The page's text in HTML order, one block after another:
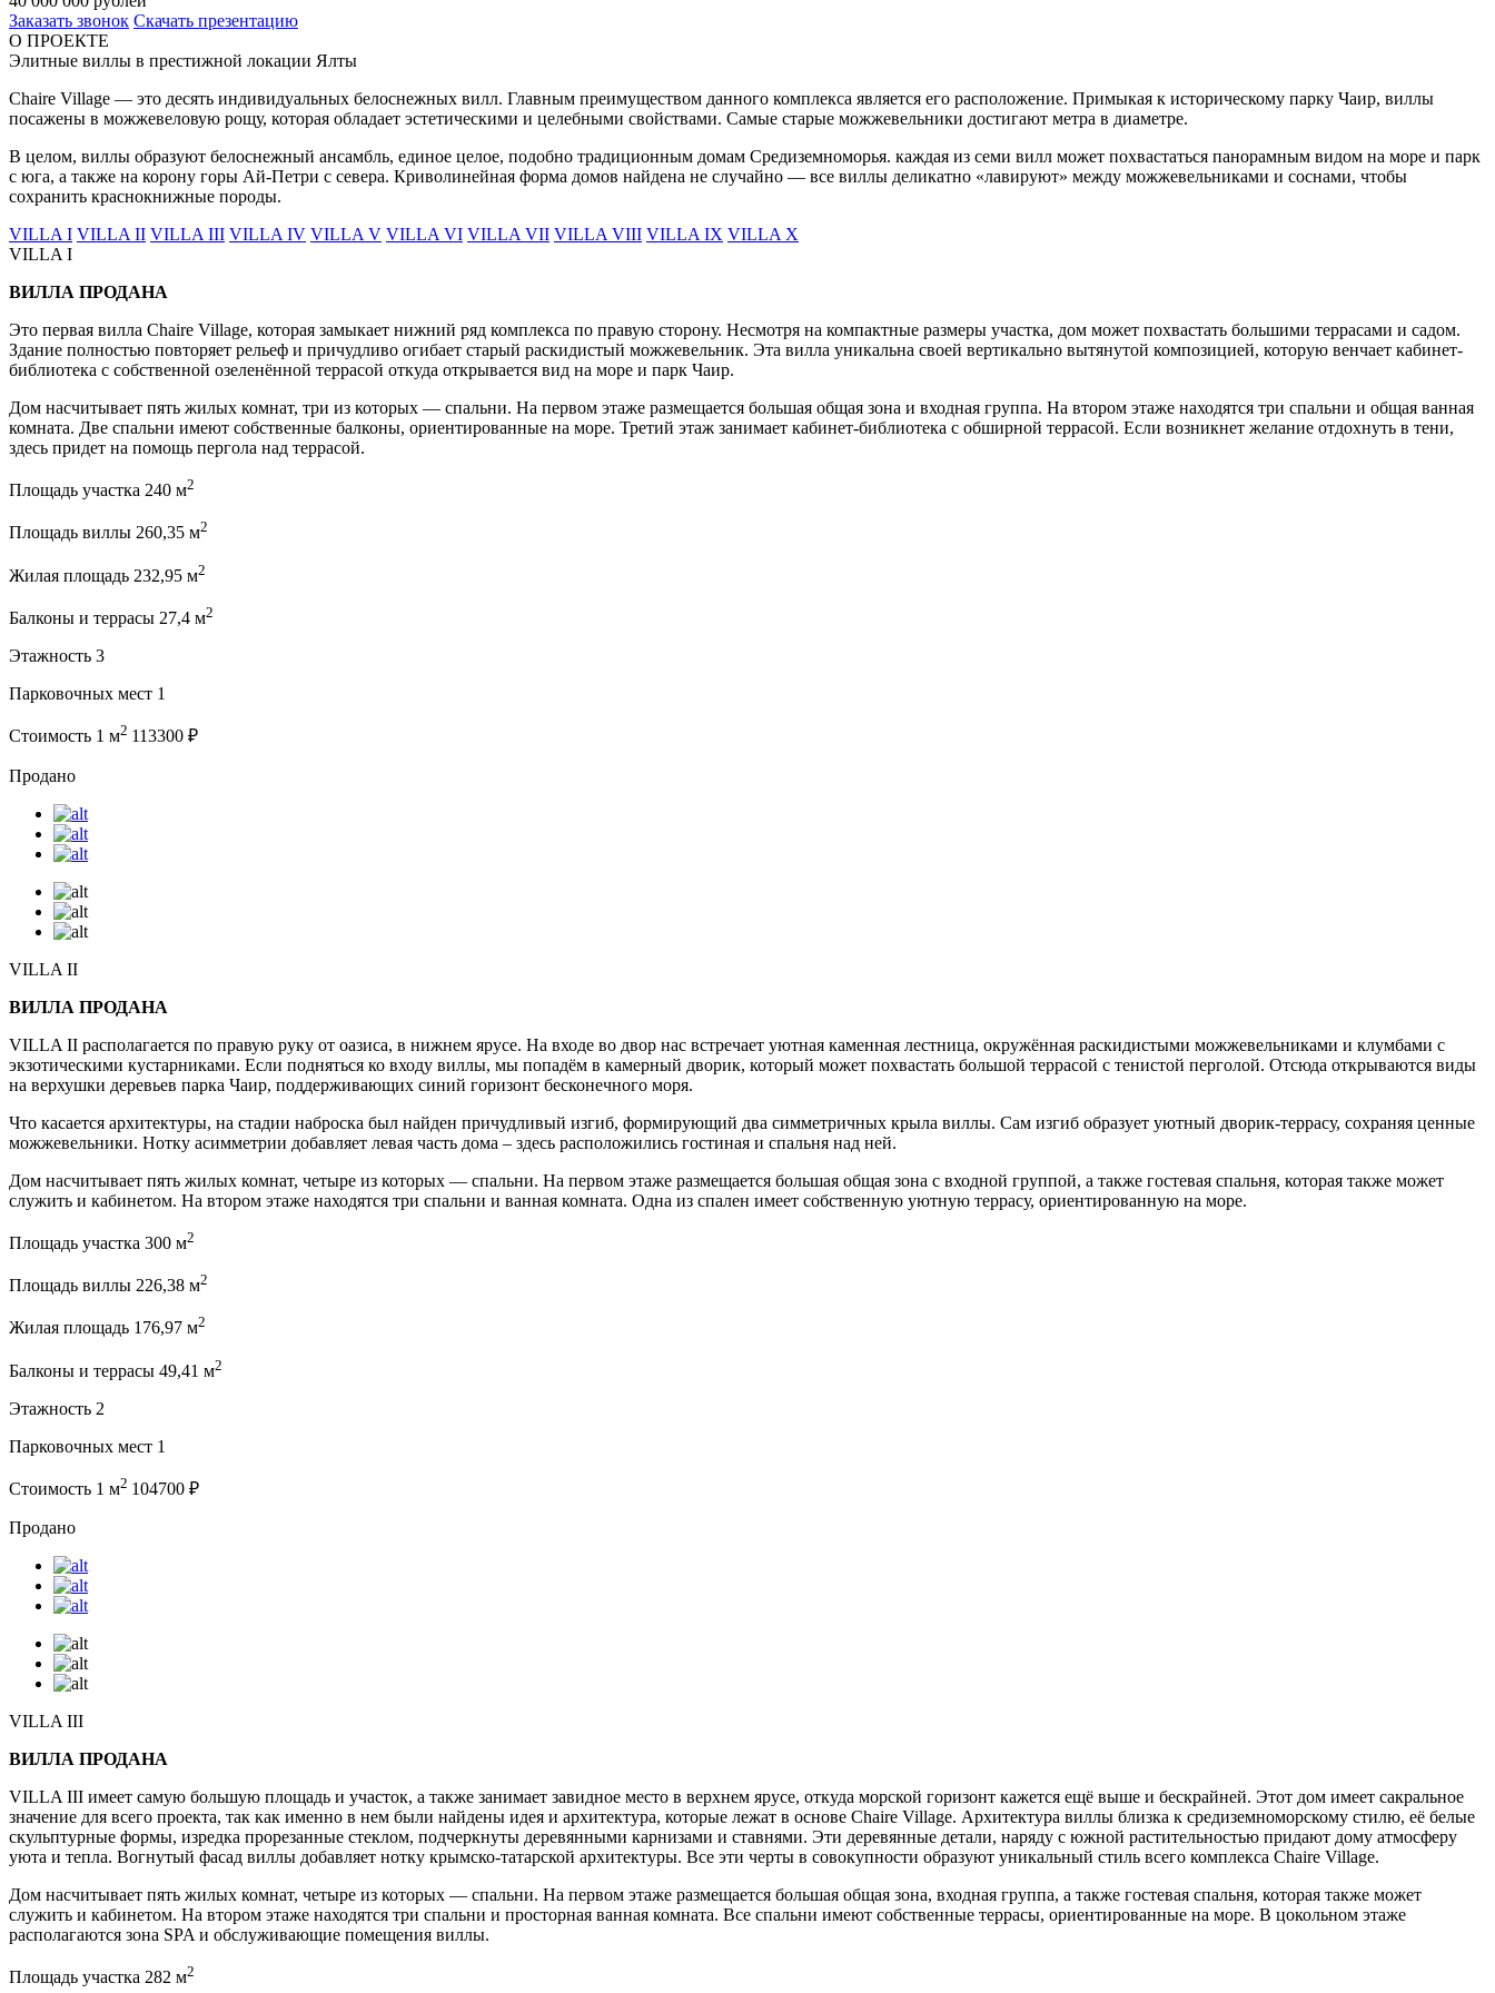
Заказать звонок Скачать презентацию
О ПРОЕКТЕ
Элитные виллы в престижной локации Ялты
Chaire Village — это десять индивидуальных белоснежных вилл. Главным преимуществом данного комплекса является его расположение. Примыкая к историческому парку Чаир, виллы
посажены в можжевеловую рощу, которая обладает эстетическими и целебными свойствами. Самые старые можжевельники достигают метра в диаметре.
В целом, виллы образуют белоснежный ансамбль, единое целое, подобно традиционным домам Средиземноморья. каждая из семи вилл может похвастаться панорамным видом на море и парк
с юга, а также на корону горы Ай-Петри с севера. Криволинейная форма домов найдена не случайно — все виллы деликатно «лавируют» между можжевельниками и соснами, чтобы
сохранить краснокнижные породы.
VILLA I VILLA II VILLA III VILLA IV VILLA V VILLA VI VILLA VII VILLA VIII VILLA IX VILLA X
VILLA I
ВИЛЛА ПРОДАНА
Это первая вилла Chaire Village, которая замыкает нижний ряд комплекса по правую сторону. Несмотря на компактные размеры участка, дом может похвастать большими террасами и садом.
Здание полностью повторяет рельеф и причудливо огибает старый раскидистый можжевельник. Эта вилла уникальна своей вертикально вытянутой композицией, которую венчает кабинет-
библиотека с собственной озеленённой террасой откуда открывается вид на море и парк Чаир.
Дом насчитывает пять жилых комнат, три из которых — спальни. На первом этаже размещается большая общая зона и входная группа. На втором этаже находятся три спальни и общая ванная
комната. Две спальни имеют собственные балконы, ориентированные на море. Третий этаж занимает кабинет-библиотека с обширной террасой. Если возникнет желание отдохнуть в тени,
здесь придет на помощь пергола над террасой.
Площадь участка 240 м2
Площадь виллы 260,35 м2
Жилая площадь 232,95 м2
Балконы и террасы 27,4 м2
Этажность 3
Парковочных мест 1
Стоимость 1 м2 113300 ₽
Продано
VILLA II
ВИЛЛА ПРОДАНА
VILLA II располагается по правую руку от оазиса, в нижнем ярусе. На входе во двор нас встречает уютная каменная лестница, окружённая раскидистыми можжевельниками и клумбами с
экзотическими кустарниками. Если подняться ко входу виллы, мы попадём в камерный дворик, который может похвастать большой террасой с тенистой перголой. Отсюда открываются виды
на верхушки деревьев парка Чаир, поддерживающих синий горизонт бесконечного моря.
Что касается архитектуры, на стадии наброска был найден причудливый изгиб, формирующий два симметричных крыла виллы. Сам изгиб образует уютный дворик-террасу, сохраняя ценные
можжевельники. Нотку асимметрии добавляет левая часть дома – здесь расположились гостиная и спальня над ней.
Дом насчитывает пять жилых комнат, четыре из которых — спальни. На первом этаже размещается большая общая зона с входной группой, а также гостевая спальня, которая также может
служить и кабинетом. На втором этаже находятся три спальни и ванная комната. Одна из спален имеет собственную уютную террасу, ориентированную на море.
Площадь участка 300 м2
Площадь виллы 226,38 м2
Жилая площадь 176,97 м2
Балконы и террасы 49,41 м2
Этажность 2
Парковочных мест 1
Стоимость 1 м2 104700 ₽
Продано
VILLA III
ВИЛЛА ПРОДАНА
VILLA III имеет самую большую площадь и участок, а также занимает завидное место в верхнем ярусе, откуда морской горизонт кажется ещё выше и бескрайней. Этот дом имеет сакральное
значение для всего проекта, так как именно в нем были найдены идея и архитектура, которые лежат в основе Chaire Village. Архитектура виллы близка к средиземноморскому стилю, её белые
скульптурные формы, изредка прорезанные стеклом, подчеркнуты деревянными карнизами и ставнями. Эти деревянные детали, наряду с южной растительностью придают дому атмосферу
уюта и тепла. Вогнутый фасад виллы добавляет нотку крымско-татарской архитектуры. Все эти черты в совокупности образуют уникальный стиль всего комплекса Chaire Village.
Дом насчитывает пять жилых комнат, четыре из которых — спальни. На первом этаже размещается большая общая зона, входная группа, а также гостевая спальня, которая также может
служить и кабинетом. На втором этаже находятся три спальни и просторная ванная комната. Все спальни имеют собственные террасы, ориентированные на море. В цокольном этаже
располагаются зона SPA и обслуживающие помещения виллы.
Площадь участка 282 м2